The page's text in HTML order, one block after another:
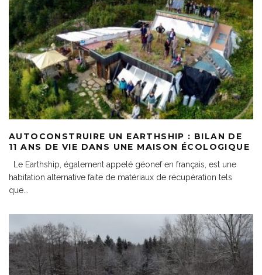
AUTOCONSTRUIRE UN EARTHSHIP : BILAN DE
11 ANS DE VIE DANS UNE MAISON ÉCOLOGIQUE
Le Earthship, également appelé géonef en français, est une
habitation alternative faite de matériaux de récupération tels
que